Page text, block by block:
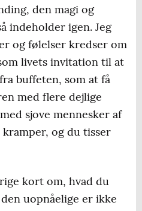
den magi og
indeholder igen. Jeg
og følelser kredser om
livets invitation til at
buffeten, som at få
med flere dejlige
sjove mennesker af
kramper, og du tisser
kort om, hvad du
uopnåelige er ikke